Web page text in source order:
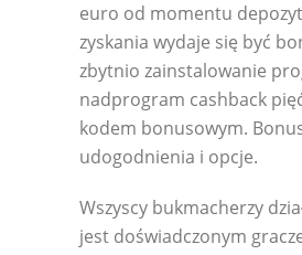
euro od momentu
zyskania wydaje się być
zbytnio zainstalowanie
nadprogram cashback
kodem bonusowym.
udogodnienia i opcje.
Wszyscy bukmacherzy
jest doświadczonym